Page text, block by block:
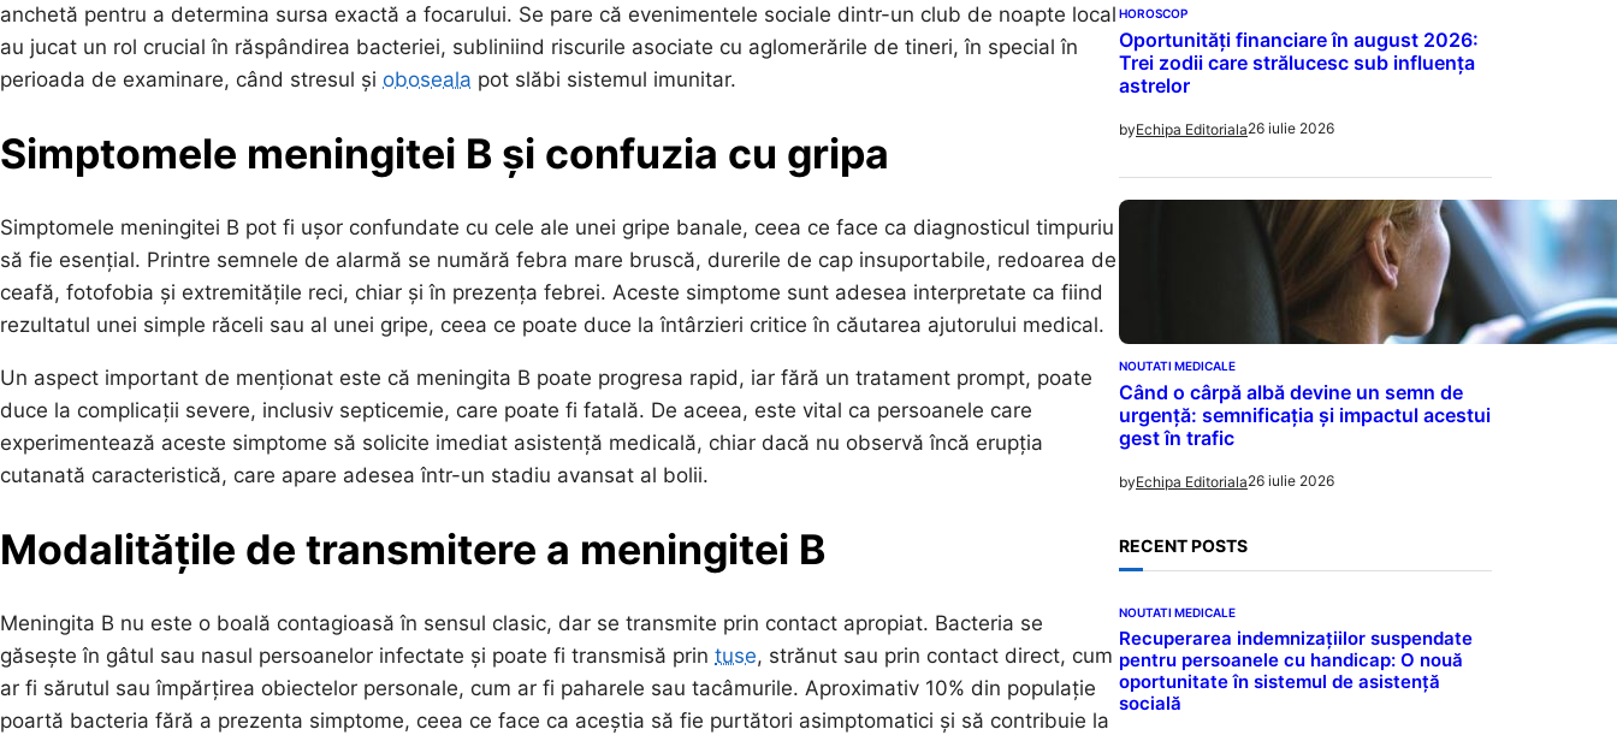
anchetă pentru a determina sursa exactă a focarului. Se pare că evenimentele sociale dintr-un club de noapte local
au jucat un rol crucial în răspândirea bacteriei, subliniind riscurile asociate cu aglomerările de tineri, în special în
perioada de examinare, când stresul și oboseala pot slăbi sistemul imunitar.
Simptomele meningitei B și confuzia cu gripa
Simptomele meningitei B pot fi ușor confundate cu cele ale unei gripe banale, ceea ce face ca diagnosticul timpuriu
să fie esențial. Printre semnele de alarmă se numără febra mare bruscă, durerile de cap insuportabile, redoarea de
ceafă, fotofobia și extremitățile reci, chiar și în prezența febrei. Aceste simptome sunt adesea interpretate ca fiind
rezultatul unei simple răceli sau al unei gripe, ceea ce poate duce la întârzieri critice în căutarea ajutorului medical.
Un aspect important de menționat este că meningita B poate progresa rapid, iar fără un tratament prompt, poate
duce la complicații severe, inclusiv septicemie, care poate fi fatală. De aceea, este vital ca persoanele care
experimentează aceste simptome să solicite imediat asistență medicală, chiar dacă nu observă încă erupția
cutanată caracteristică, care apare adesea într-un stadiu avansat al bolii.
Modalitățile de transmitere a meningitei B
Meningita B nu este o boală contagioasă în sensul clasic, dar se transmite prin contact apropiat. Bacteria se
găsește în gâtul sau nasul persoanelor infectate și poate fi transmisă prin tuse, strănut sau prin contact direct, cum
ar fi sărutul sau împărțirea obiectelor personale, cum ar fi paharele sau tacâmurile. Aproximativ 10% din populație
poartă bacteria fără a prezenta simptome, ceea ce face ca aceștia să fie purtători asimptomatici și să contribuie la
HOROSCOP
Oportunități financiare în august 2026:
Trei zodii care strălucesc sub influența
astrelor
byEchipa Editoriala26 iulie 2026
NOUTATI MEDICALE
Când o cârpă albă devine un semn de
urgență: semnificația și impactul acestui
gest în trafic
byEchipa Editoriala26 iulie 2026
RECENT POSTS
NOUTATI MEDICALE
Recuperarea indemnizațiilor suspendate
pentru persoanele cu handicap: O nouă
oportunitate în sistemul de asistență
socială